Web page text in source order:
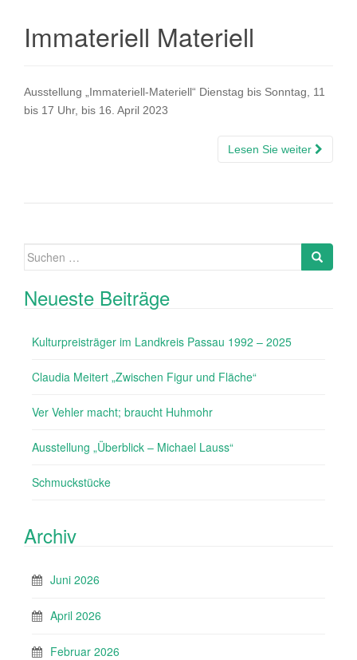
Immateriell Materiell
Ausstellung „Immateriell-Materiell“ Dienstag bis Sonntag, 11
bis 17 Uhr, bis 16. April 2023
Lesen Sie weiter
Suche
Search
Neueste Beiträge
Kulturpreisträger im Landkreis Passau 1992 – 2025
Claudia Meitert „Zwischen Figur und Fläche“
Ver Vehler macht; braucht Huhmohr
Ausstellung „Überblick – Michael Lauss“
Schmuckstücke
Archiv
Juni 2026
April 2026
Februar 2026